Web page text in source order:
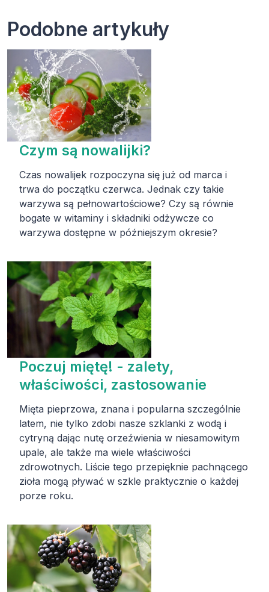
Podobne artykuły
Czym są nowalijki?
Czas nowalijek rozpoczyna się już od marca i
trwa do początku czerwca. Jednak czy takie
warzywa są pełnowartościowe? Czy są równie
bogate w witaminy i składniki odżywcze co
warzywa dostępne w późniejszym okresie?
Poczuj miętę! - zalety,
właściwości, zastosowanie
Mięta pieprzowa, znana i popularna szczególnie
latem, nie tylko zdobi nasze szklanki z wodą i
cytryną dając nutę orzeźwienia w niesamowitym
upale, ale także ma wiele właściwości
zdrowotnych. Liście tego przepięknie pachnącego
zioła mogą pływać w szkle praktycznie o każdej
porze roku.